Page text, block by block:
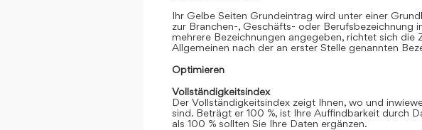
Ihr Gelbe Seiten Grundeintrag wird unter einer
zur Branchen-, Geschäfts- oder Berufsbezeichnung
mehrere Bezeichnungen angegeben, richtet sich die
Allgemeinen nach der an erster Stelle genannten
Optimieren
Vollständigkeitsindex
Der Vollständigkeitsindex zeigt Ihnen, wo und
sind. Beträgt er 100 %, ist Ihre Auffindbarkeit durch
als 100 % sollten Sie Ihre Daten ergänzen.